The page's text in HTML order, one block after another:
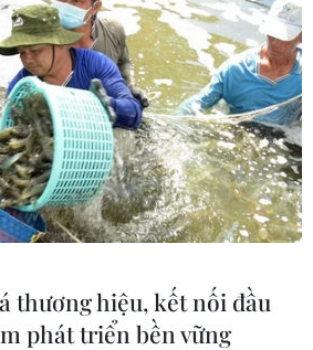
chiến vì 3 điểm danh dự
cho "Các chiến binh
Angkor"
thương hiệu, kết nối đầu
phát triển bền vững